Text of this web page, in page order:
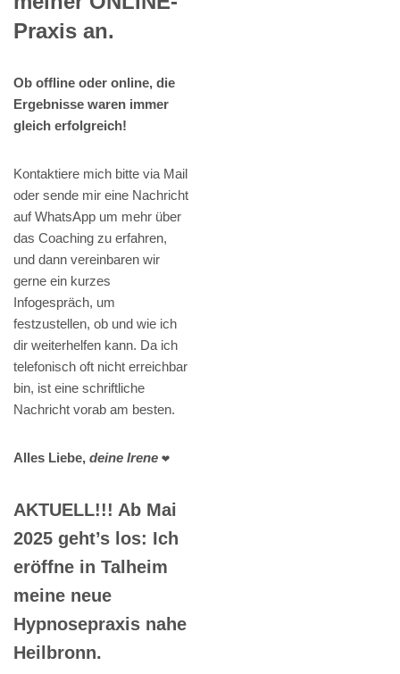
Praxis an.
Ob offline oder online, die
Ergebnisse waren immer
gleich erfolgreich!
Kontaktiere mich bitte via Mail
oder sende mir eine Nachricht
auf WhatsApp um mehr über
das Coaching zu erfahren,
und dann vereinbaren wir
gerne ein kurzes
Infogespräch, um
festzustellen, ob und wie ich
dir weiterhelfen kann. Da ich
telefonisch oft nicht erreichbar
bin, ist eine schriftliche
Nachricht vorab am besten.
Alles Liebe, deine Irene ❤️
AKTUELL!!! Ab Mai
2025 geht’s los: Ich
eröffne in Talheim
meine neue
Hypnosepraxis nahe
Heilbronn.